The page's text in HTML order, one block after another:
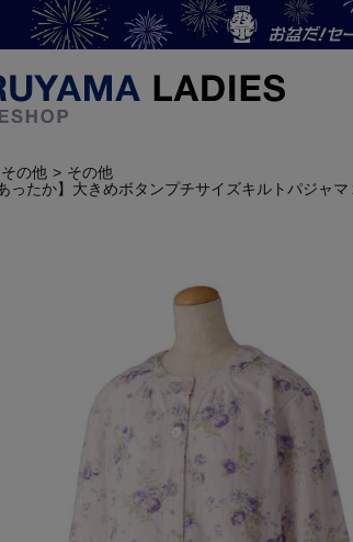
その他
その他
ったか】大きめボタンプチサイズキルトパジ